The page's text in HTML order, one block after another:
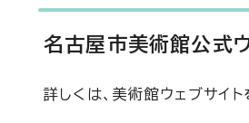
名古屋市美術館公式
詳しくは、美術館ウェブサイト